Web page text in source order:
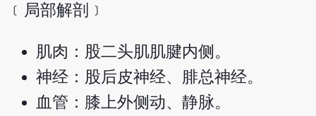
﹝局部解剖﹞
肌肉：股二头肌肌腱内侧。
神经：股后皮神经、腓总神经。
血管：膝上外侧动、静脉。